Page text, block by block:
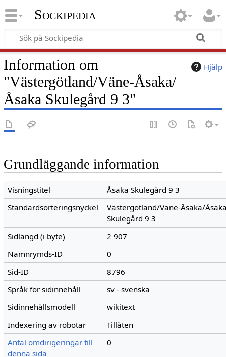
Sockipedia
Hjälp
Information om
"Västergötland/Väne-Åsaka/
Åsaka Skulegård 9 3"
Grundläggande information
Visningstitel
Åsaka Skulegård 9 3
Standardsorteringsnyckel
Västergötland/Väne-Åsaka/
Skulegård 9 3
Sidlängd (i byte)
2 907
Namnrymds-ID
0
Sid-ID
8796
Språk för sidinnehåll
sv - svenska
Sidinnehållsmodell
wikitext
Indexering av robotar
Tillåten
Antal omdirigeringar till
denna sida
0